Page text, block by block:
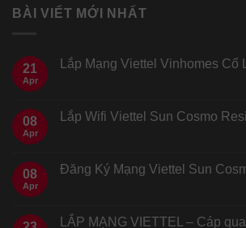
BÀI VIẾT MỚI NHẤT
21
Apr
Lắp Mạng Viettel Vinhomes Cổ
08
Apr
Lắp Wifi Viettel Sun Cosmo
08
Apr
Đăng Ký Mạng Viettel Sun
LẮP MẠNG VIETTEL – Cáp